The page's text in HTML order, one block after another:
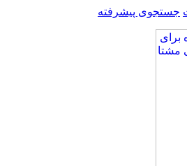
جستجوی پیشرفته